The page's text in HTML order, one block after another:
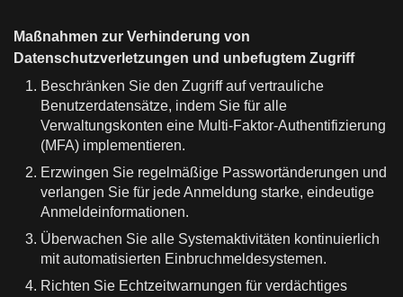
Maßnahmen zur Verhinderung von
Datenschutzverletzungen und unbefugtem Zugriff
Beschränken Sie den Zugriff auf vertrauliche
Benutzerdatensätze, indem Sie für alle
Verwaltungskonten eine Multi-Faktor-Authentifizierung
(MFA) implementieren.
Erzwingen Sie regelmäßige Passwortänderungen und
verlangen Sie für jede Anmeldung starke, eindeutige
Anmeldeinformationen.
Überwachen Sie alle Systemaktivitäten kontinuierlich
mit automatisierten Einbruchmeldesystemen.
Richten Sie Echtzeitwarnungen für verdächtiges